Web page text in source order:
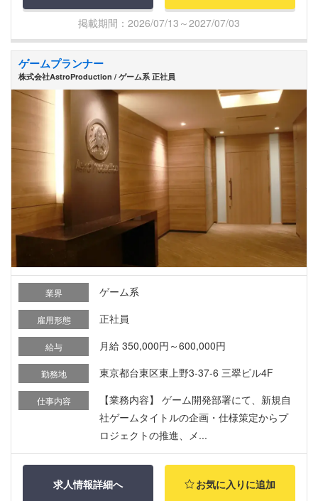
掲載期間：2026/07/13～2027/07/03
ゲームプランナー
株式会社AstroProduction / ゲーム系 正社員
業界 ゲーム系
雇用形態 正社員
給与 月給 350,000円～600,000円
勤務地 東京都台東区東上野3-37-6 三翠ビル4F
仕事内容
【業務内容】 ゲーム開発部署にて、新規自
社ゲームタイトルの企画・仕様策定からプ
ロジェクトの推進、メ...
求人情報詳細へ お気に入りに追加